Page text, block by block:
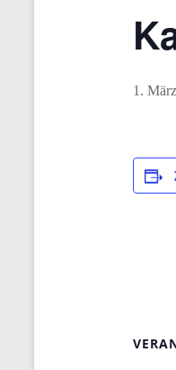
1.